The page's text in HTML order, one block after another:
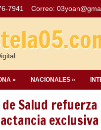
7941 Correo:
» NACIONALES »
Salud
exclusiva